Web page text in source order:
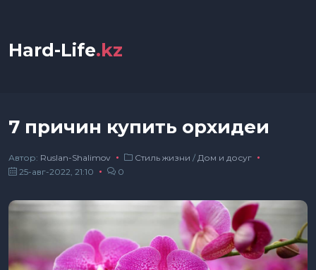
Hard-Life.kz
7 причин купить орхидеи
Автор: Ruslan-Shalimov Стиль жизни / Дом и досуг
25-авг-2022, 21:10
0